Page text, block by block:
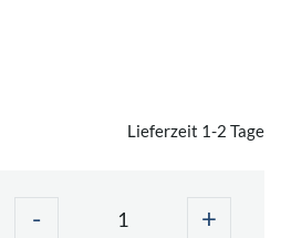
Lieferzeit 1-2 Tage
- +